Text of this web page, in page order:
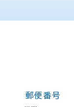
郵便番号